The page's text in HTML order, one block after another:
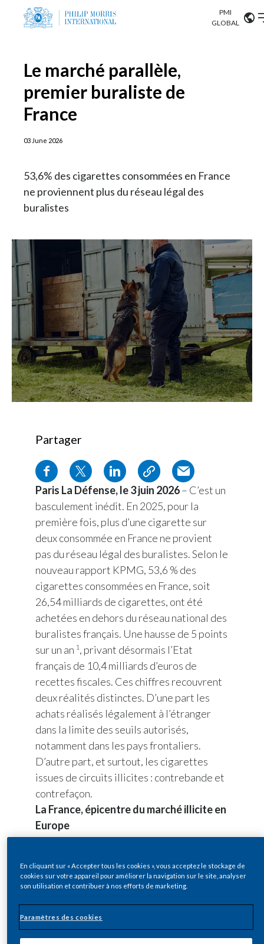
Relations
Sustainability
PMI
GLOBAL
Belgium
Bulgaria
Chile
China
Colombia
Costa Rica
Croatia
Denmark
Dominican Republic
Ecuador
Egypt
Estonia
Finland
Georgia
Germany
Greece
Guatemala
Hong Kong
Israel
VIEW ALL
Search input
ABOUT US
OUR BUSINESS
OUR PROGRESS
OUR SCIENCE
INVESTOR RELATIONS
SUSTAINABILITY
CAREERS
Le marché parallèle,
premier buraliste de
France
03 June 2026
53,6% des cigarettes consommées en France
ne proviennent plus du réseau légal des
buralistes
Partager
Paris La Défense, le 3 juin 2026– C’est un
basculement inédit. En 2025, pour la
première fois, plus d’une cigarette sur
deux consommée en France ne provient
pas du réseau légal des buralistes. Selon le
nouveau rapport KPMG, 53,6 % des
cigarettes consommées en France, soit
26,54 milliards de cigarettes, ont été
achetées en dehors du réseau national des
buralistes français. Une hausse de 5 points
sur un an 1 , privant désormais l’Etat
français de 10,4 milliards d’euros de
recettes fiscales. Ces chiffres recouvrent
deux réalités distinctes. D’une part les
achats réalisés légalement à l’étranger
dans la limite des seuils autorisés,
notamment dans les pays frontaliers.
D’autre part, et surtout, les cigarettes
issues de circuits illicites : contrebande et
contrefaçon.
La France, épicentre du marché illicite en
Europe
Au sein de ce marché parallèle, l’illicite
préoccupant. En 2025, près de21 milliards
de cigarettes illicites ont été
consommées en France, en hausse
accélérée de 9 %. C’est maintenant trois
fois plus qu’au Royaume-Uni et dix fois
En cliquant sur « Accepter tous les cookies », vous acceptez le stockage de
cookies sur votre appareil pour améliorer la navigation sur le site, analyser
son utilisation et contribuer à nos efforts de marketing.
Paramètres des cookies